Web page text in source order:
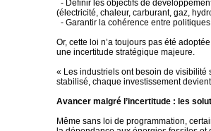
- Définir les objectifs de
(électricité, chaleur, carburant, gaz,
- Garantir la cohérence entre
Or, cette loi n’a toujours pas été
une incertitude stratégique majeure.
« Les industriels ont besoin de visibilité
stabilisé, chaque investissement
Avancer malgré l’incertitude : les
Même sans loi de programmation,